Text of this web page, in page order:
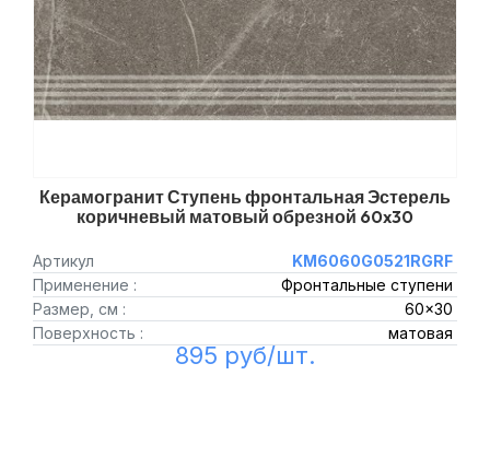
Керамогранит Ступень фронтальная Эстерель
коричневый матовый обрезной 60x30
Артикул
KM6060G0521RGRF
Применение :
Фронтальные ступени
Размер, см :
60x30
Поверхность :
матовая
895 руб/шт.